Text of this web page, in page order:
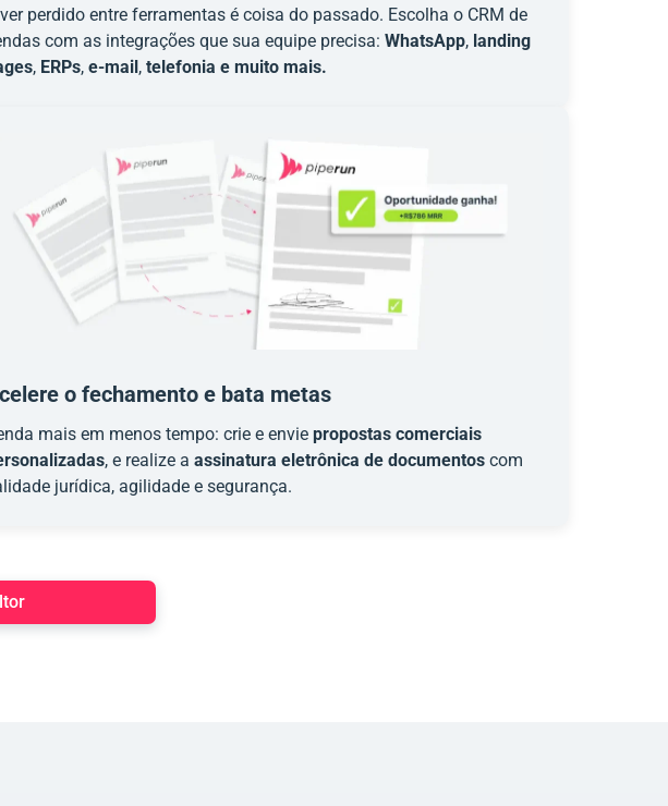
perdido entre ferramentas é coisa do passado. Escolha o CRM de
com as integrações que sua equipe precisa: WhatsApp, landing
, ERPs, e-mail, telefonia e muito mais.
o fechamento e bata metas
mais em menos tempo: crie e envie propostas comerciais
, e realize a assinatura eletrônica de documentoscom
jurídica, agilidade e segurança.